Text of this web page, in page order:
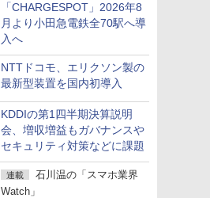
「CHARGESPOT」2026年8
月より小田急電鉄全70駅へ導
入へ
NTTドコモ、エリクソン製の
最新型装置を国内初導入
KDDIの第1四半期決算説明
会、増収増益もガバナンスや
セキュリティ対策などに課題
連載
石川温の「スマホ業界
Watch」